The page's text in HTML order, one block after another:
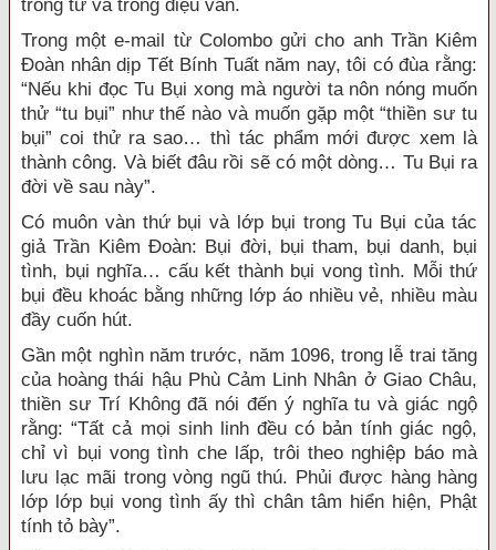
trong từ và trong điệu văn.
Trong một e-mail từ Colombo gửi cho anh Trần Kiêm
Đoàn nhân dịp Tết Bính Tuất năm nay, tôi có đùa rằng:
“Nếu khi đọc Tu Bụi xong mà người ta nôn nóng muốn
thử “tu bụi” như thế nào và muốn gặp một “thiền sư tu
bụi” coi thử ra sao… thì tác phẩm mới được xem là
thành công. Và biết đâu rồi sẽ có một dòng… Tu Bụi ra
đời về sau này”.
Có muôn vàn thứ bụi và lớp bụi trong Tu Bụi của tác
giả Trần Kiêm Đoàn: Bụi đời, bụi tham, bụi danh, bụi
tình, bụi nghĩa… cấu kết thành bụi vong tình. Mỗi thứ
bụi đều khoác bằng những lớp áo nhiều vẻ, nhiều màu
đầy cuốn hút.
Gần một nghìn năm trước, năm 1096, trong lễ trai tăng
của hoàng thái hậu Phù Cảm Linh Nhân ở Giao Châu,
thiền sư Trí Không đã nói đến ý nghĩa tu và giác ngộ
rằng: “Tất cả mọi sinh linh đều có bản tính giác ngộ,
chỉ vì bụi vong tình che lấp, trôi theo nghiệp báo mà
lưu lạc mãi trong vòng ngũ thú. Phủi được hàng hàng
lớp lớp bụi vong tình ấy thì chân tâm hiển hiện, Phật
tính tỏ bày”.